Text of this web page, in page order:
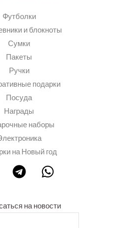
Футболки
и блокноты
Сумки
Пакеты
Ручки
подарки
Посуда
Награды
наборы
на Новый год
на новости